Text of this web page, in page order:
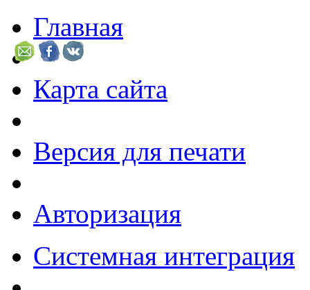
Главная
Карта сайта
Версия для печати
Авторизация
Системная интеграция